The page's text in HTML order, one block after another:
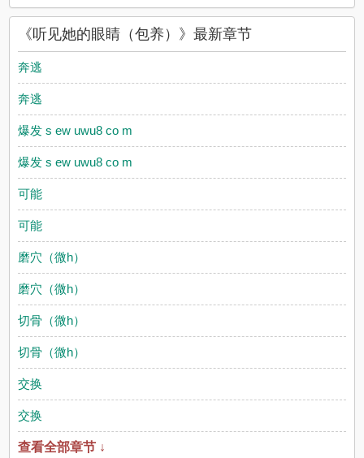
耽美实时更新听见她的眼睛（包养）最新章节并且提供无弹窗阅
读，书友所发表的听见她的眼睛（包养）评论，并不代表18PO耽
美赞同或者支持听见她的眼睛（包养）读者的观点。
《听见她的眼睛（包养）》最新章节
奔逃
奔逃
爆发 s ew uwu8 co m
爆发 s ew uwu8 co m
可能
可能
磨穴（微h）
磨穴（微h）
切骨（微h）
切骨（微h）
交换
交换
查看全部章节 ↓